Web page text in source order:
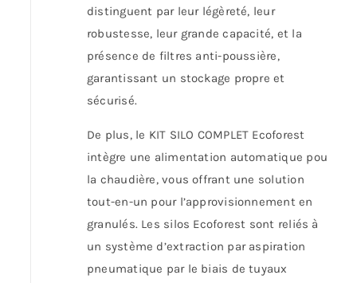
distinguent par leur légèreté, leur
robustesse, leur grande capacité, et la
présence de filtres anti-poussière,
garantissant un stockage propre et
sécurisé.
De plus, le KIT SILO COMPLET Ecoforest
intègre une alimentation automatique pour
la chaudière, vous offrant une solution
tout-en-un pour l’approvisionnement en
granulés. Les silos Ecoforest sont reliés à
un système d’extraction par aspiration
pneumatique par le biais de tuyaux